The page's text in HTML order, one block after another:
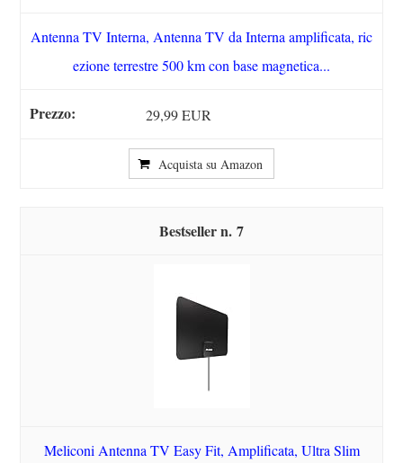
Antenna TV Interna, Antenna TV da Interna amplificata, ric
ezione terrestre 500 km con base magnetica...
29,99 EUR
Acquista su Amazon
7
Meliconi Antenna TV Easy Fit, Amplificata, Ultra Slim